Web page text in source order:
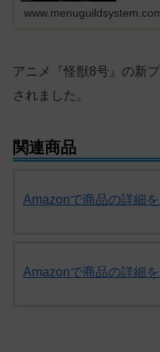
アニメ『怪獣8号』の新
されました。
関連商品
Amazonで商品の詳細
Amazonで商品の詳細